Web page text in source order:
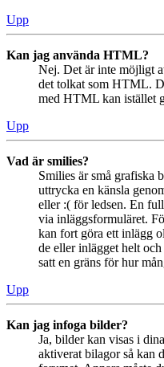
Upp
Kan jag använda HTML?
Nej. Det är inte möjligt
det tolkat som HTML.
med HTML kan istället
Upp
Vad är smilies?
Smilies är små grafiska
uttrycka en känsla
eller :( för ledsen. En
via inläggsformuläret.
kan fort göra ett inlägg
de eller inlägget helt
satt en gräns för hur
Upp
Kan jag infoga bilder?
Ja, bilder kan visas i
aktiverat bilagor så kan